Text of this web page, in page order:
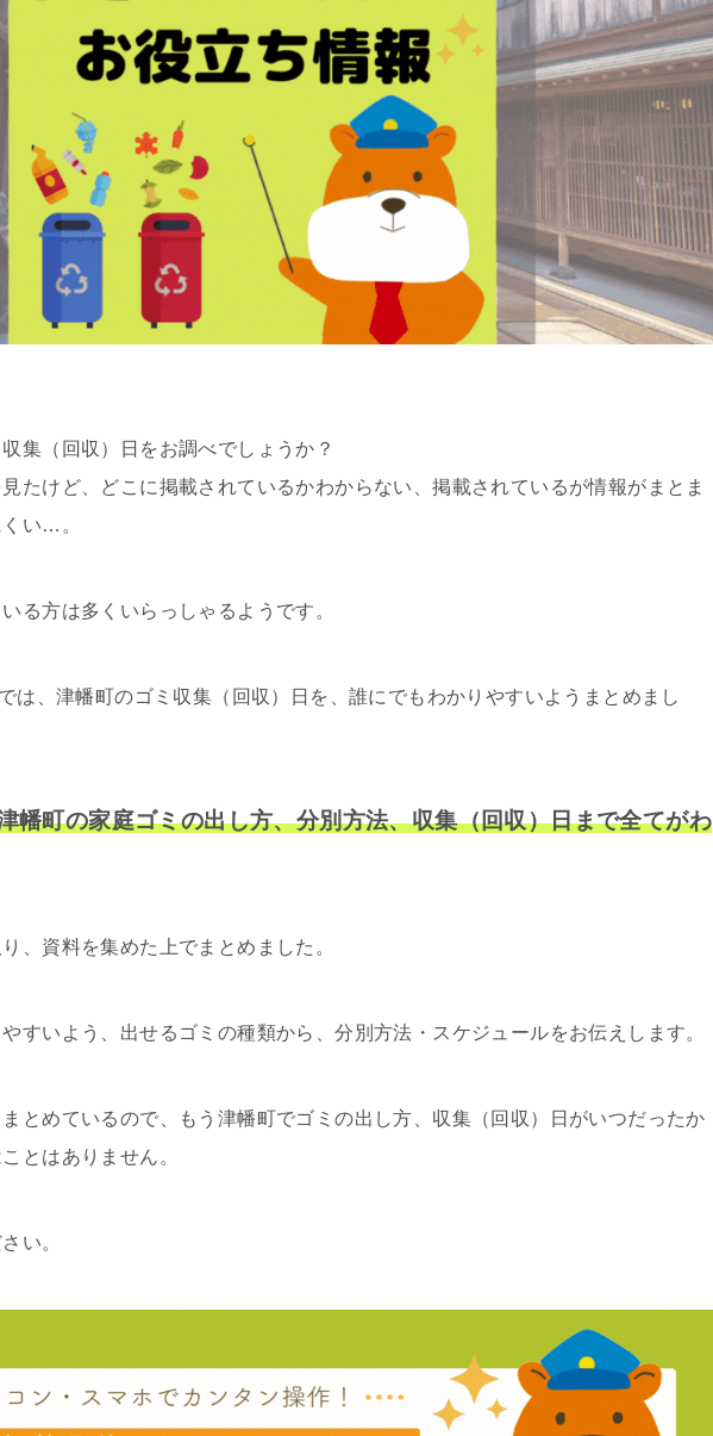
集（回収）日をお調べでしょうか？
たけど、どこに掲載されているかわからない、掲載されているが情報がまとま
い…。
る方は多くいらっしゃるようです。
は、津幡町のゴミ収集（回収）日を、誰にでもわかりやすいようまとめまし
幡町の家庭ゴミの出し方、分別方法、収集（回収）日まで全てがわ
、資料を集めた上でまとめました。
すいよう、出せるゴミの種類から、分別方法・スケジュールをお伝えします。
とめているので、もう津幡町でゴミの出し方、収集（回収）日がいつだったか
とはありません。
い。